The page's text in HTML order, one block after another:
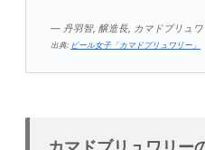
— 丹羽智, 醸造長, カマドブリュワ
出典: ビール女子「カマドブリュワリー」